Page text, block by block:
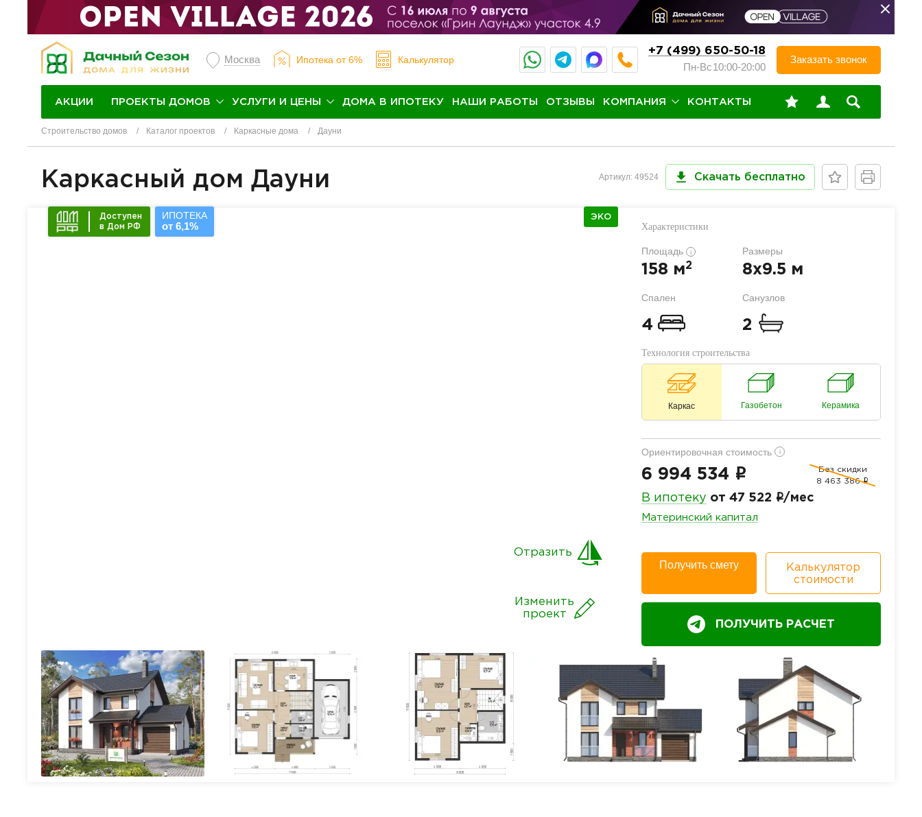
Москва Ипотека от 6% Калькулятор
+7 (499) 650-50-18
Пн-Вс10:00-20:00
Заказать звонок
АКЦИИ ПРОЕКТЫ ДОМОВ УСЛУГИ И ЦЕНЫ ДОМА В ИПОТЕКУ НАШИ РАБОТЫ ОТЗЫВЫ КОМПАНИЯ КОНТАКТЫ
Строительство домов Каталог проектов Каркасные дома Дауни
Каркасный дом Дауни Артикул: 49524 Скачать бесплатно
Доступен
в Дом РФ
ИПОТЕКА
от 6,1%
ЭКО
Изменить
проект
Отразить
Характеристики
Площадь i
158 м2
Размеры
8x9.5 м
Спален
4
Санузлов
2
Технология строительства
Каркас Газобетон Керамика
Ориентировочная стоимость i
6 994 534 i
Без скидки
8 463 386 i
В ипотеку от 47 522 i/мес
Материнский капитал
Получить смету
Калькулятор
стоимости
ПОЛУЧИТЬ РАСЧЕТ